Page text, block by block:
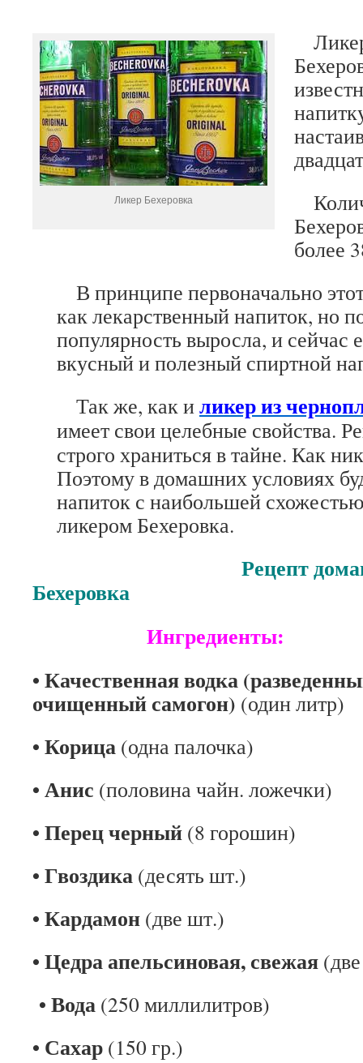
Ликер Бехеровка
более
В принципе первоначально
как лекарственный напиток, но
популярность выросла, и сейчас
вкусный и полезный спиртной
Так же, как иликер из
имеет свои целебные свойства.
строго храниться в тайне. Как
Поэтому в домашних условиях
напиток с наибольшей
ликером Бехеровка.
Рецепт
Бехеровка
Ингредиенты:
• Качественная водка
очищенный самогон) (один литр)
• Корица (одна палочка)
• Анис (половина чайн. ложечки)
• Перец черный (8 горошин)
• Гвоздика (десять шт.)
• Кардамон (две шт.)
• Цедра апельсиновая, свежая
• Вода (250 миллилитров)
• Сахар (150 гр.)